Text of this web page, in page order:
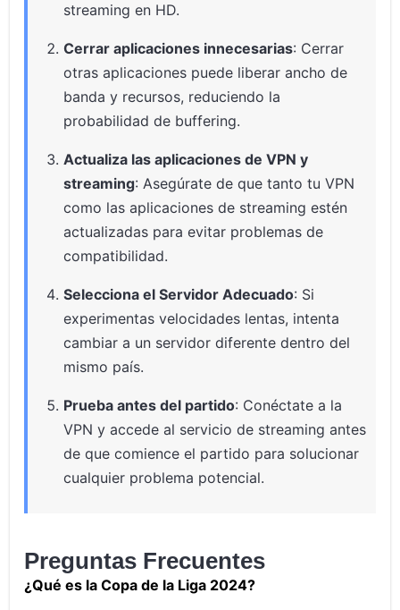
streaming en HD.
Cerrar aplicaciones innecesarias: Cerrar
otras aplicaciones puede liberar ancho de
banda y recursos, reduciendo la
probabilidad de buffering.
Actualiza las aplicaciones de VPN y
streaming: Asegúrate de que tanto tu VPN
como las aplicaciones de streaming estén
actualizadas para evitar problemas de
compatibilidad.
Selecciona el Servidor Adecuado: Si
experimentas velocidades lentas, intenta
cambiar a un servidor diferente dentro del
mismo país.
Prueba antes del partido: Conéctate a la
VPN y accede al servicio de streaming antes
de que comience el partido para solucionar
cualquier problema potencial.
Preguntas Frecuentes
¿Qué es la Copa de la Liga 2024?